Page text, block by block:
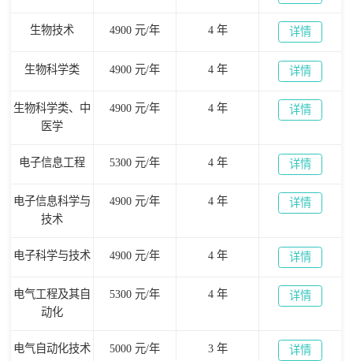
生物技术 4900 元/年 4 年 详情
生物科学类 4900 元/年 4 年 详情
生物科学类、中
医学
4900 元/年 4 年 详情
电子信息工程 5300 元/年 4 年 详情
电子信息科学与
技术
4900 元/年 4 年 详情
电子科学与技术 4900 元/年 4 年 详情
电气工程及其自
动化
5300 元/年 4 年 详情
电气自动化技术 5000 元/年 3 年 详情